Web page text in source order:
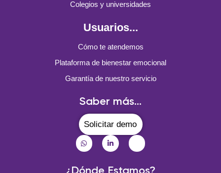
Colegios y universidades
Usuarios...
Cómo te atendemos
Plataforma de bienestar emocional
Garantía de nuestro servicio
Saber más...
Solicitar demo